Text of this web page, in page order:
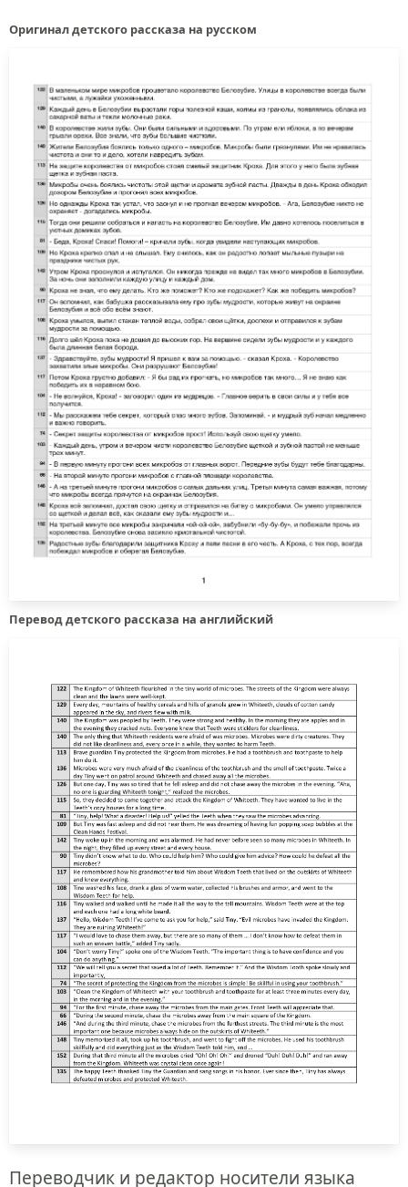
Оригинал детского рассказа на русском
Перевод детского рассказа на английский
Переводчик и редактор носители языка